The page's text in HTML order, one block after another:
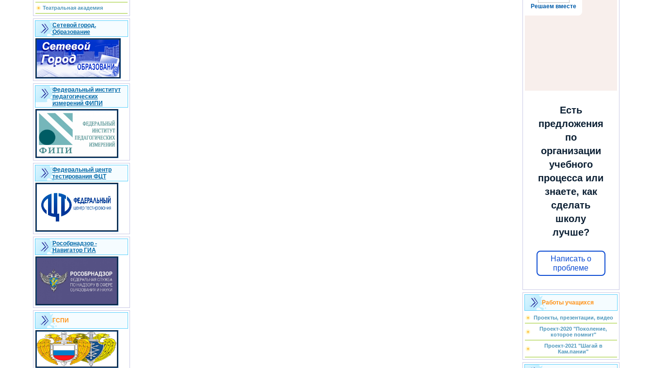
Театральная академия
Сетевой город.
Образование
Федеральный институт
педагогических
измерений ФИПИ
Федеральный центр
тестирования ФЦТ
Рособрнадзор -
Навигатор ГИА
ГСПИ
Решаем вместе
Есть
предложения
по
организации
учебного
процесса или
знаете, как
сделать
школу
лучше?
Написать о
проблеме
Работы учащихся
Проекты, презентации, видео
Проект-2020 "Поколение,
которое помнит"
Проект-2021 "Шагай в
Кам.пании"